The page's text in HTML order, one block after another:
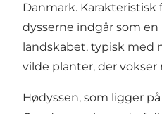
Danmark. Karakteristisk
dysserne indgår som
landskabet, typisk med
vilde planter, der
Hødyssen, som ligger